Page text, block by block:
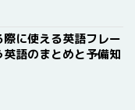
に使える英語フレー
語のまとめと予備知